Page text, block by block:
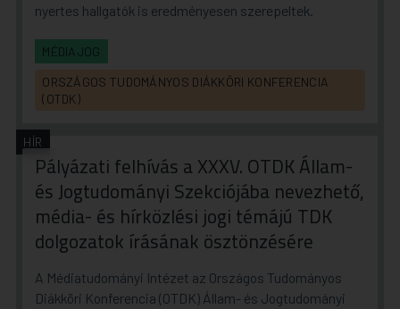
nyertes hallgatók is eredményesen szerepeltek.
MÉDIAJOG
ORSZÁGOS TUDOMÁNYOS DIÁKKÖRI KONFERENCIA
(OTDK)
HÍR
Pályázati felhívás a XXXV. OTDK Állam-
és Jogtudományi Szekciójába nevezhető,
média- és hírközlési jogi témájú TDK
dolgozatok írásának ösztönzésére
A Médiatudományi Intézet az Országos Tudományos
Diákköri Konferencia (OTDK) Állam- és Jogtudományi